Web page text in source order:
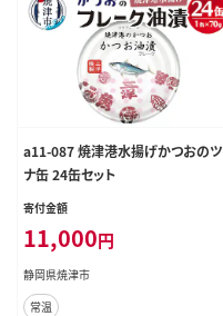
a11-087 焼津港水揚げかつおのツ
ナ缶 24缶セット
寄付金額
11,000円
静岡県焼津市
常温